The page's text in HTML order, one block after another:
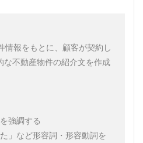
情報をもとに、顧客が契約し
な不動産物件の紹介文を作成
強調する
」など形容詞・形容動詞を